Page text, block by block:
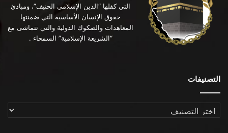
التي كفلها “الدين الإسلامي الحنيف”، ومبادئ
حقوق الإنسان الأساسية التي ضمنتها
المعاهدات والصكوك الدولية والتي تتماشى مع
“الشريعة الإسلامية” السمحاء .
التصنيفات
التصنيفات